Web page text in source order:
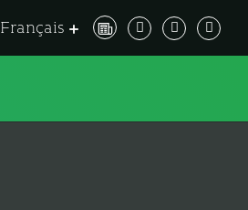
Français